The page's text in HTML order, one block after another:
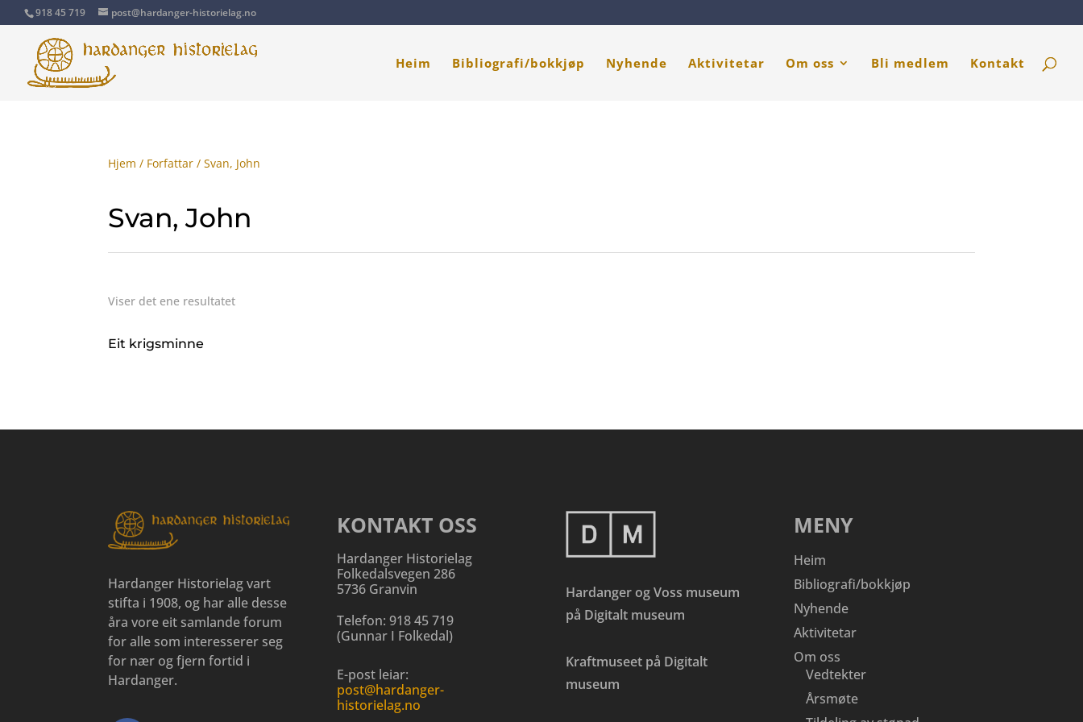
918 45 719 post@hardanger-historielag.no
Heim Bibliografi/bokkjøp Nyhende Aktivitetar Om oss Bli medlem Kontakt
Hjem / Forfattar / Svan, John
Svan, John
Viser det ene resultatet
Eit krigsminne
Hardanger Historielag vart
stifta i 1908, og har alle desse
åra vore eit samlande forum
for alle som interesserer seg
for nær og fjern fortid i
Hardanger.
KONTAKT OSS
Hardanger Historielag
Folkedalsvegen 286
5736 Granvin
Telefon: 918 45 719
(Gunnar I Folkedal)
E-post leiar:
post@hardanger-
historielag.no
Hardanger og Voss museum
på Digitalt museum
Kraftmuseet på Digitalt
museum
MENY
Heim
Bibliografi/bokkjøp
Nyhende
Aktivitetar
Om oss
Vedtekter
Årsmøte